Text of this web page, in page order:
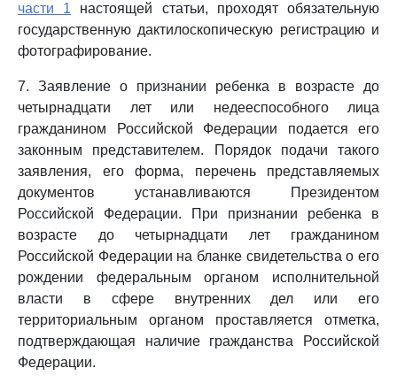
части 1 настоящей статьи, проходят обязательную
государственную дактилоскопическую регистрацию и
фотографирование.
7. Заявление о признании ребенка в возрасте до
четырнадцати лет или недееспособного лица
гражданином Российской Федерации подается его
законным представителем. Порядок подачи такого
заявления, его форма, перечень представляемых
документов устанавливаются Президентом
Российской Федерации. При признании ребенка в
возрасте до четырнадцати лет гражданином
Российской Федерации на бланке свидетельства о его
рождении федеральным органом исполнительной
власти в сфере внутренних дел или его
территориальным органом проставляется отметка,
подтверждающая наличие гражданства Российской
Федерации.